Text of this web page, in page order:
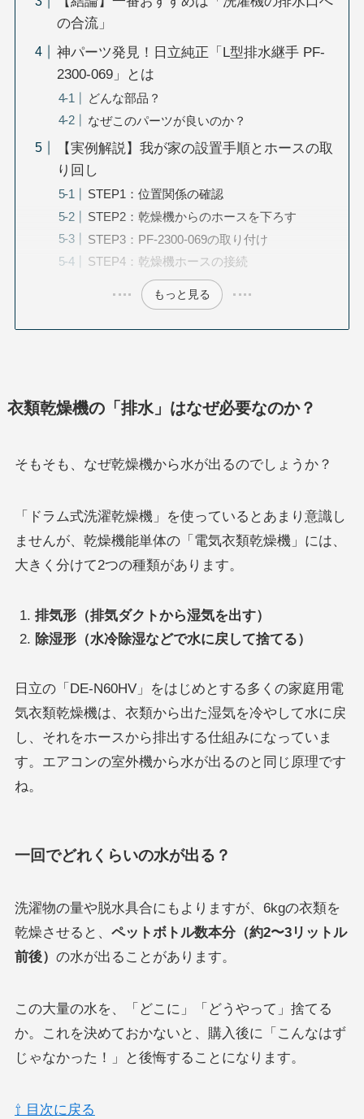
の合流」
神パーツ発見！日立純正「L型排水継手 PF-
2300-069」とは
どんな部品？
なぜこのパーツが良いのか？
【実例解説】我が家の設置手順とホースの取
り回し
STEP1：位置関係の確認
STEP2：乾燥機からのホースを下ろす
STEP3：PF-2300-069の取り付け
STEP4：乾燥機ホースの接続
もっと見る
衣類乾燥機の「排水」はなぜ必要なのか？
そもそも、なぜ乾燥機から水が出るのでしょうか？
「ドラム式洗濯乾燥機」を使っているとあまり意識し
ませんが、乾燥機能単体の「電気衣類乾燥機」には、
大きく分けて2つの種類があります。
排気形（排気ダクトから湿気を出す）
除湿形（水冷除湿などで水に戻して捨てる）
日立の「DE-N60HV」をはじめとする多くの家庭用電
気衣類乾燥機は、衣類から出た湿気を冷やして水に戻
し、それをホースから排出する仕組みになっていま
す。エアコンの室外機から水が出るのと同じ原理です
ね。
一回でどれくらいの水が出る？
洗濯物の量や脱水具合にもよりますが、6kgの衣類を
乾燥させると、 ペットボトル数本分（約2〜3リットル
前後） の水が出ることがあります。
この大量の水を、「どこに」「どうやって」捨てる
か。これを決めておかないと、購入後に「こんなはず
じゃなかった！」と後悔することになります。
⇧ 目次に戻る